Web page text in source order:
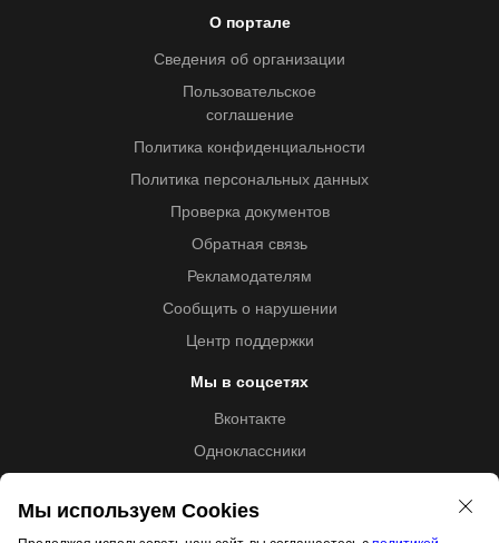
О портале
Сведения об организации
Пользовательское
соглашение
Политика конфиденциальности
Политика персональных данных
Проверка документов
Обратная связь
Рекламодателям
Сообщить о нарушении
Центр поддержки
Мы в соцсетях
Вконтакте
Одноклассники
Мы используем Cookies